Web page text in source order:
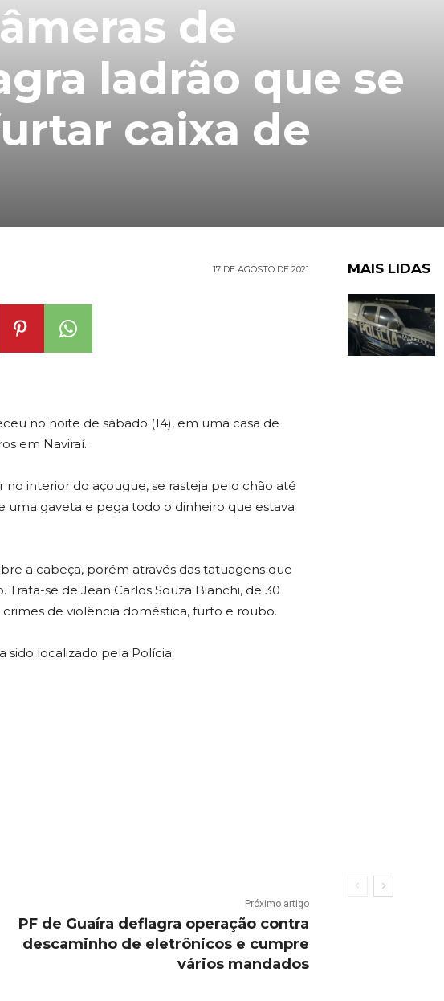
de
ladrão que se
caixa de
17 DE AGOSTO DE 2021
no noite de sábado (14), em uma casa de
em Naviraí.
no interior do açougue, se rasteja pelo chão até
uma gaveta e pega todo o dinheiro que estava
a cabeça, porém através das tatuagens que
se de Jean Carlos Souza Bianchi, de 30
de violência doméstica, furto e roubo.
sido localizado pela Polícia.
Próximo artigo
PF de Guaíra deflagra operação contra
descaminho de eletrônicos e cumpre
vários mandados
MAIS LIDAS